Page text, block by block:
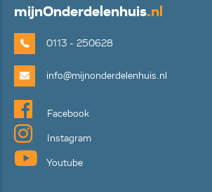
mijnOnderdelenhuis.nl
0113 - 250628
info@mijnonderdelenhuis.nl
Facebook
Instagram
Youtube